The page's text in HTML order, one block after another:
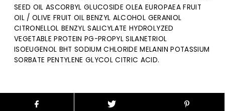
SEED OIL ASCORBYL GLUCOSIDE OLEA EUROPAEA FRUIT
OIL / OLIVE FRUIT OIL BENZYL ALCOHOL GERANIOL
CITRONELLOL BENZYL SALICYLATE HYDROLYZED
VEGETABLE PROTEIN PG-PROPYL SILANETRIOL
ISOEUGENOL BHT SODIUM CHLORIDE MELANIN POTASSIUM
SORBATE PENTYLENE GLYCOL CITRIC ACID.